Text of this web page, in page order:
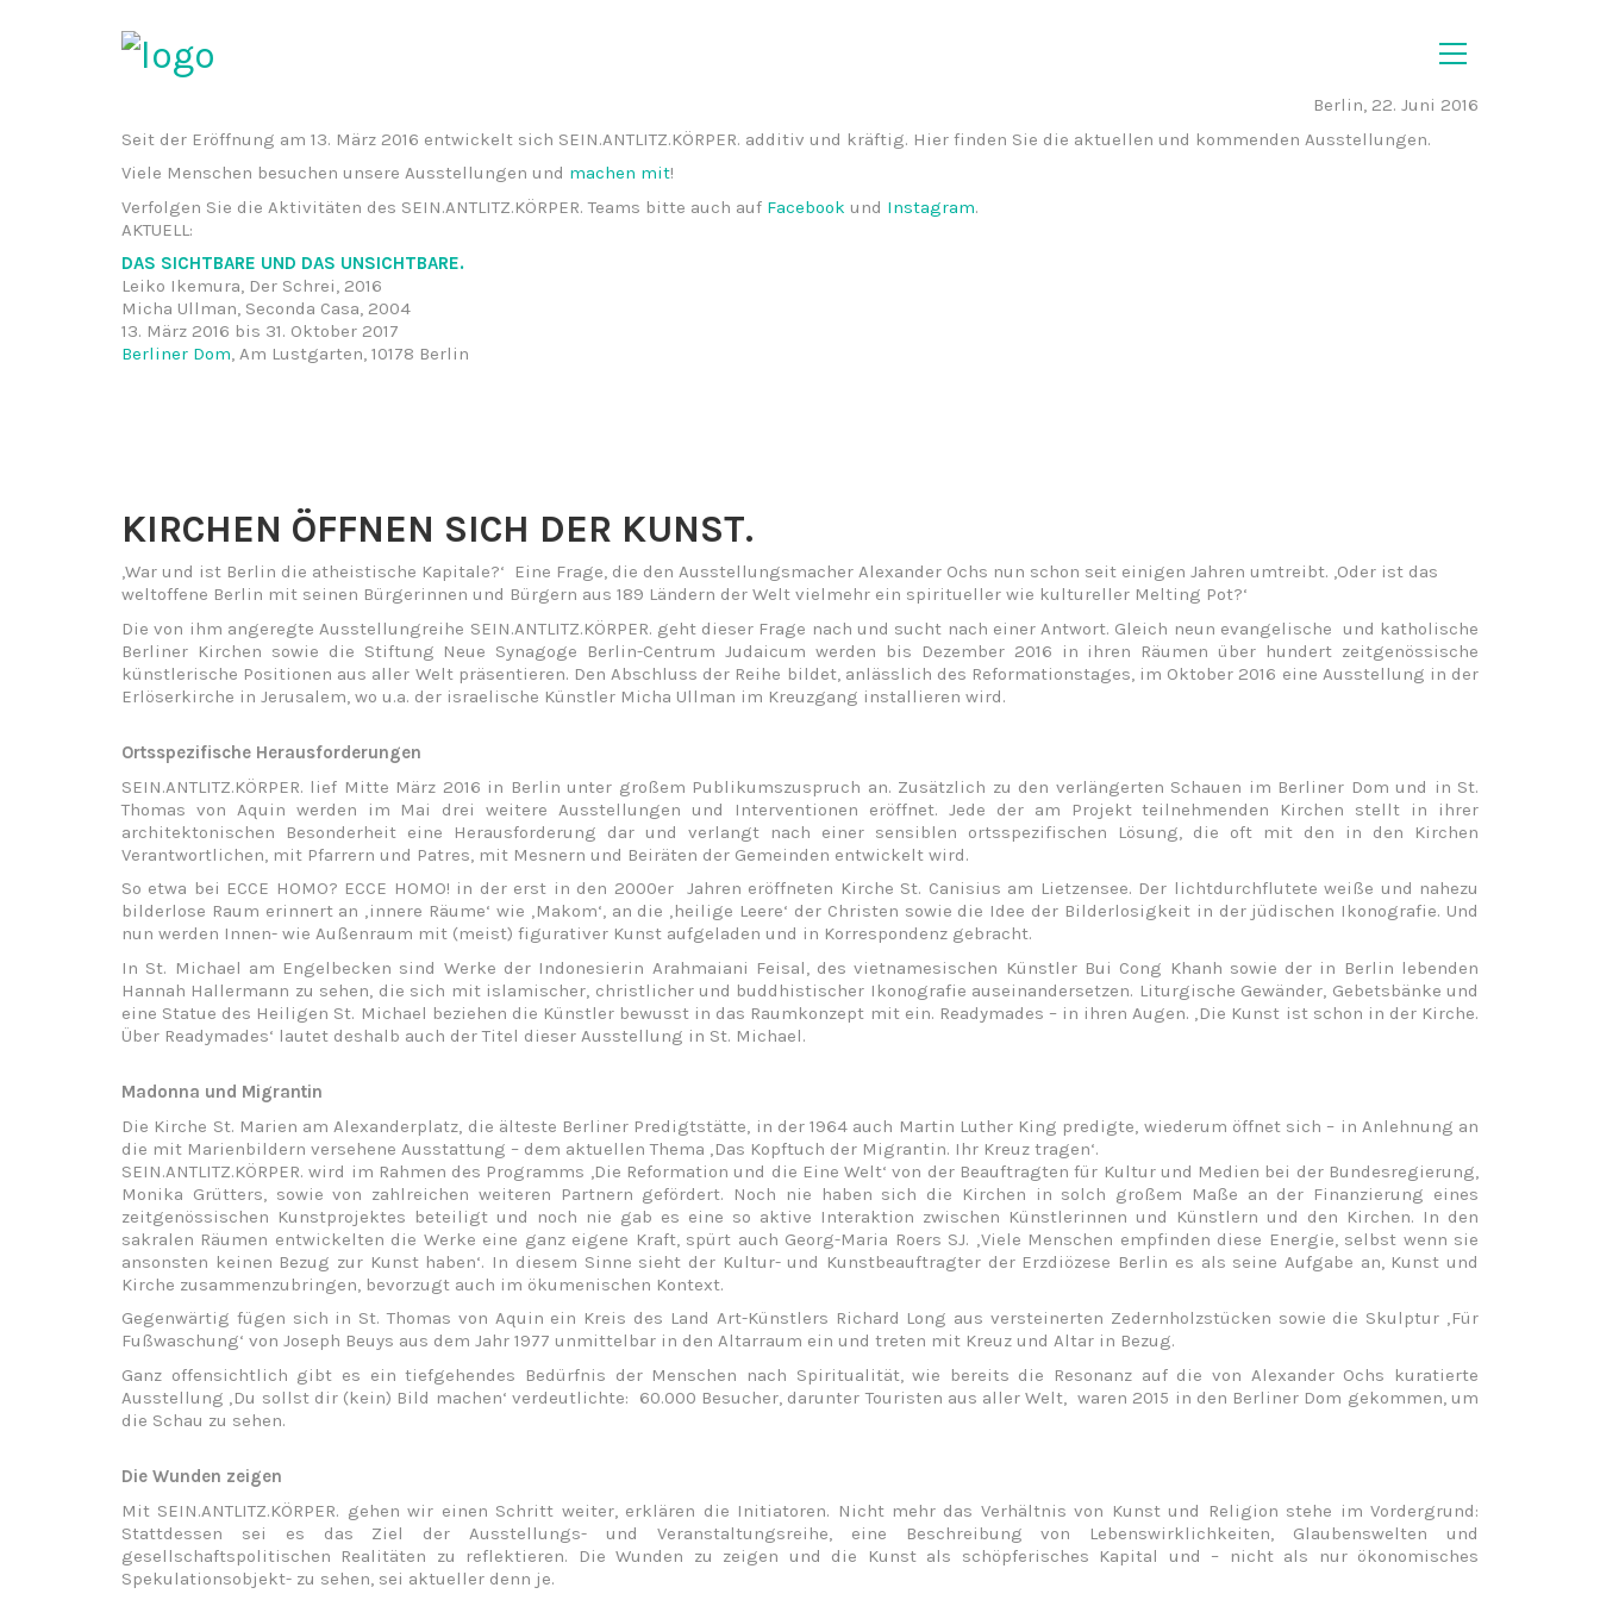
Berlin, 22. Juni 2016
Seit der Eröffnung am 13. März 2016 entwickelt sich SEIN.ANTLITZ.KÖRPER. additiv und kräftig. Hier finden Sie die aktuellen und kommenden Ausstellungen.
Viele Menschen besuchen unsere Ausstellungen und machen mit!
Verfolgen Sie die Aktivitäten des SEIN.ANTLITZ.KÖRPER. Teams bitte auch auf Facebook und Instagram.
AKTUELL:
DAS SICHTBARE UND DAS UNSICHTBARE.
Leiko Ikemura, Der Schrei, 2016
Micha Ullman, Seconda Casa, 2004
13. März 2016 bis 31. Oktober 2017
Berliner Dom, Am Lustgarten, 10178 Berlin
KIRCHEN ÖFFNEN SICH DER KUNST.
,War und ist Berlin die atheistische Kapitale?‘ Eine Frage, die den Ausstellungsmacher Alexander Ochs nun schon seit einigen Jahren umtreibt. ,Oder ist das
weltoffene Berlin mit seinen Bürgerinnen und Bürgern aus 189 Ländern der Welt vielmehr ein spiritueller wie kultureller Melting Pot?‘
Die von ihm angeregte Ausstellungreihe SEIN.ANTLITZ.KÖRPER. geht dieser Frage nach und sucht nach einer Antwort. Gleich neun evangelische und katholische
Berliner Kirchen sowie die Stiftung Neue Synagoge Berlin-Centrum Judaicum werden bis Dezember 2016 in ihren Räumen über hundert zeitgenössische
künstlerische Positionen aus aller Welt präsentieren. Den Abschluss der Reihe bildet, anlässlich des Reformationstages, im Oktober 2016 eine Ausstellung in der
Erlöserkirche in Jerusalem, wo u.a. der israelische Künstler Micha Ullman im Kreuzgang installieren wird.
Ortsspezifische Herausforderungen
SEIN.ANTLITZ.KÖRPER. lief Mitte März 2016 in Berlin unter großem Publikumszuspruch an. Zusätzlich zu den verlängerten Schauen im Berliner Dom und in St.
Thomas von Aquin werden im Mai drei weitere Ausstellungen und Interventionen eröffnet. Jede der am Projekt teilnehmenden Kirchen stellt in ihrer
architektonischen Besonderheit eine Herausforderung dar und verlangt nach einer sensiblen ortsspezifischen Lösung, die oft mit den in den Kirchen
Verantwortlichen, mit Pfarrern und Patres, mit Mesnern und Beiräten der Gemeinden entwickelt wird.
So etwa bei ECCE HOMO? ECCE HOMO! in der erst in den 2000er Jahren eröffneten Kirche St. Canisius am Lietzensee. Der lichtdurchflutete weiße und nahezu
bilderlose Raum erinnert an ‚innere Räume‘ wie ‚Makom‘, an die ‚heilige Leere‘ der Christen sowie die Idee der Bilderlosigkeit in der jüdischen Ikonografie. Und
nun werden Innen- wie Außenraum mit (meist) figurativer Kunst aufgeladen und in Korrespondenz gebracht.
In St. Michael am Engelbecken sind Werke der Indonesierin Arahmaiani Feisal, des vietnamesischen Künstler Bui Cong Khanh sowie der in Berlin lebenden
Hannah Hallermann zu sehen, die sich mit islamischer, christlicher und buddhistischer Ikonografie auseinandersetzen. Liturgische Gewänder, Gebetsbänke und
eine Statue des Heiligen St. Michael beziehen die Künstler bewusst in das Raumkonzept mit ein. Readymades – in ihren Augen. ‚Die Kunst ist schon in der Kirche.
Über Readymades‘ lautet deshalb auch der Titel dieser Ausstellung in St. Michael.
Madonna und Migrantin
Die Kirche St. Marien am Alexanderplatz, die älteste Berliner Predigtstätte, in der 1964 auch Martin Luther King predigte, wiederum öffnet sich – in Anlehnung an
die mit Marienbildern versehene Ausstattung – dem aktuellen Thema ‚Das Kopftuch der Migrantin. Ihr Kreuz tragen‘.
SEIN.ANTLITZ.KÖRPER. wird im Rahmen des Programms ,Die Reformation und die Eine Welt‘ von der Beauftragten für Kultur und Medien bei der Bundesregierung,
Monika Grütters, sowie von zahlreichen weiteren Partnern gefördert. Noch nie haben sich die Kirchen in solch großem Maße an der Finanzierung eines
zeitgenössischen Kunstprojektes beteiligt und noch nie gab es eine so aktive Interaktion zwischen Künstlerinnen und Künstlern und den Kirchen. In den
sakralen Räumen entwickelten die Werke eine ganz eigene Kraft, spürt auch Georg-Maria Roers SJ. ‚Viele Menschen empfinden diese Energie, selbst wenn sie
ansonsten keinen Bezug zur Kunst haben‘. In diesem Sinne sieht der Kultur- und Kunstbeauftragter der Erzdiözese Berlin es als seine Aufgabe an, Kunst und
Kirche zusammenzubringen, bevorzugt auch im ökumenischen Kontext.
Gegenwärtig fügen sich in St. Thomas von Aquin ein Kreis des Land Art-Künstlers Richard Long aus versteinerten Zedernholzstücken sowie die Skulptur ‚Für
Fußwaschung‘ von Joseph Beuys aus dem Jahr 1977 unmittelbar in den Altarraum ein und treten mit Kreuz und Altar in Bezug.
Ganz offensichtlich gibt es ein tiefgehendes Bedürfnis der Menschen nach Spiritualität, wie bereits die Resonanz auf die von Alexander Ochs kuratierte
Ausstellung ‚Du sollst dir (kein) Bild machen‘ verdeutlichte: 60.000 Besucher, darunter Touristen aus aller Welt, waren 2015 in den Berliner Dom gekommen, um
die Schau zu sehen.
Die Wunden zeigen
Mit SEIN.ANTLITZ.KÖRPER. gehen wir einen Schritt weiter, erklären die Initiatoren. Nicht mehr das Verhältnis von Kunst und Religion stehe im Vordergrund:
Stattdessen sei es das Ziel der Ausstellungs- und Veranstaltungsreihe, eine Beschreibung von Lebenswirklichkeiten, Glaubenswelten und
gesellschaftspolitischen Realitäten zu reflektieren. Die Wunden zu zeigen und die Kunst als schöpferisches Kapital und – nicht als nur ökonomisches
Spekulationsobjekt- zu sehen, sei aktueller denn je.